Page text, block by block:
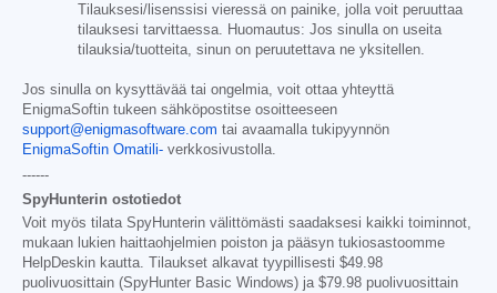
Tilauksesi/lisenssisi vieressä on painike, jolla voit peruuttaa
tilauksesi tarvittaessa. Huomautus: Jos sinulla on useita
tilauksia/tuotteita, sinun on peruutettava ne yksitellen.
Jos sinulla on kysyttävää tai ongelmia, voit ottaa yhteyttä
EnigmaSoftin tukeen sähköpostitse osoitteeseen
support@enigmasoftware.com tai avaamalla tukipyynnön
EnigmaSoftin Omatili- verkkosivustolla.
------
SpyHunterin ostotiedot
Voit myös tilata SpyHunterin välittömästi saadaksesi kaikki toiminnot,
mukaan lukien haittaohjelmien poiston ja pääsyn tukiosastoomme
HelpDeskin kautta. Tilaukset alkavat tyypillisesti $49.98
puolivuosittain (SpyHunter Basic Windows) ja $79.98 puolivuosittain